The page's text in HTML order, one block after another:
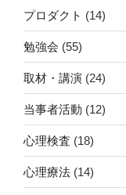
プロダクト (14)
勉強会 (55)
取材・講演 (24)
当事者活動 (12)
心理検査 (18)
心理療法 (14)